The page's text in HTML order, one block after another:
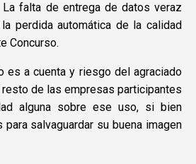
falta de entrega de datos veraz
perdida automática de la calidad
Concurso.
es a cuenta y riesgo del agraciado
de las empresas participantes
alguna sobre ese uso, si bien
salvaguardar su buena imagen